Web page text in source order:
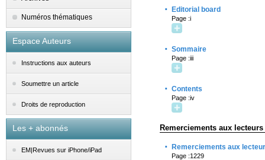
Numéros thématiques
Espace Auteurs
Instructions aux auteurs
Soumettre un article
Droits de reproduction
Les + abonnés
EM|Revues sur iPhone/iPad
· Editorial board
Page :i
· Sommaire
Page :iii
· Contents
Page :iv
Remerciements aux lecteurs
· Remerciements aux
Page :1229